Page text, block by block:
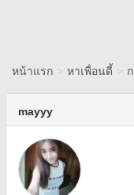
หน้าแรก > หาเพื่อนดี้ >
mayyy